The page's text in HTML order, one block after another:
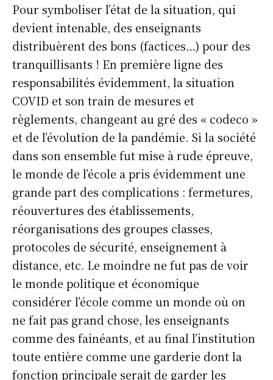
Pour symboliser l’état de la situation, qui
devient intenable, des enseignants
distribuèrent des bons (factices…) pour des
tranquillisants ! En première ligne des
responsabilités évidemment, la situation
COVID et son train de mesures et
règlements, changeant au gré des « codeco »
et de l’évolution de la pandémie. Si la société
dans son ensemble fut mise à rude épreuve,
le monde de l’école a pris évidemment une
grande part des complications : fermetures,
réouvertures des établissements,
réorganisations des groupes classes,
protocoles de sécurité, enseignement à
distance, etc. Le moindre ne fut pas de voir
le monde politique et économique
considérer l’école comme un monde où on
ne fait pas grand chose, les enseignants
comme des fainéants, et au final l’institution
toute entière comme une garderie dont la
fonction principale serait de garder les